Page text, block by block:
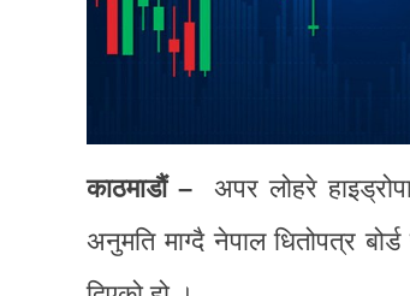
काठमाडाैं –
अपर लोहरे
अनुमति माग्दै नेपाल धितोपत्र